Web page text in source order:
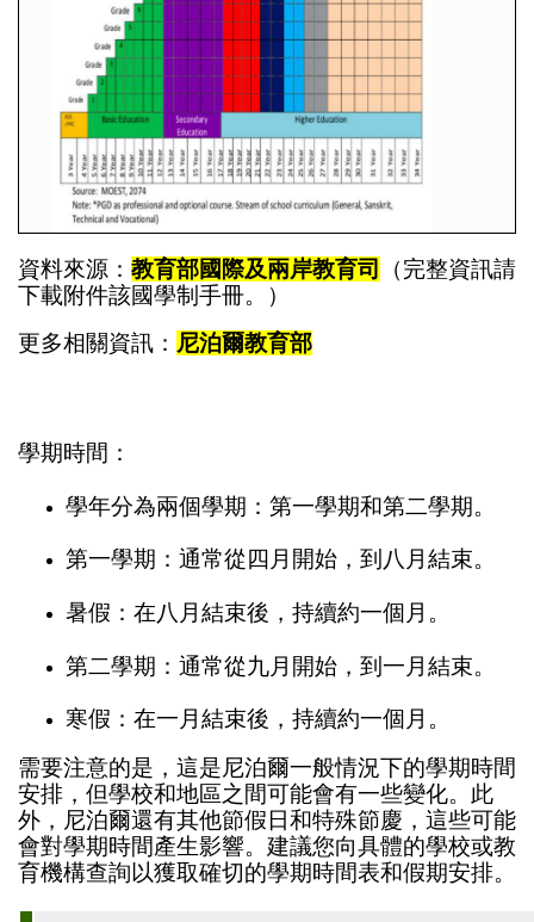
資料來源： 教育部國際及兩岸教育司
（完整資訊請
下載附件該國學制手冊。）
更多相關資訊： 尼泊爾教育部
學期時間：
學年分為兩個學期：第一學期和第二學期。
第一學期：通常從四月開始，到八月結束。
暑假：在八月結束後，持續約一個月。
第二學期：通常從九月開始，到一月結束。
寒假：在一月結束後，持續約一個月。
需要注意的是，這是尼泊爾一般情況下的學期時間
安排，但學校和地區之間可能會有一些變化。此
外，尼泊爾還有其他節假日和特殊節慶，這些可能
會對學期時間產生影響。建議您向具體的學校或教
育機構查詢以獲取確切的學期時間表和假期安排。